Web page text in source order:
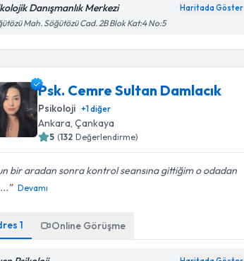
Danışmanlık Merkezi Haritada Göster
Mah. Söğütözü Cad. 2B Blok Kat:4 No:5
Psk. Cemre Sultan Damlacık
Psikoloji +1diğer
Ankara , Çankaya
5 (132 Değerlendirme)
bir aradan sonra kontrol seansına gittiğim o odadan
Devamı
1 Online Görüşme